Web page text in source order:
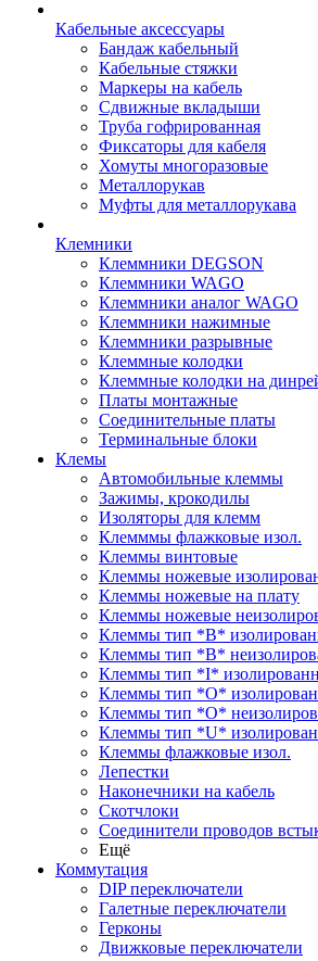
Кабельные аксессуары
Бандаж кабельный
Кабельные стяжки
Маркеры на кабель
Сдвижные вкладыши
Труба гофрированная
Фиксаторы для кабеля
Хомуты многоразовые
Металлорукав
Муфты для металлорукава
Клемники
Клеммники DEGSON
Клеммники WAGO
Клеммники аналог WAGO
Клеммники нажимные
Клеммники разрывные
Клеммные колодки
Клеммные колодки на
Платы монтажные
Соединительные платы
Терминальные блоки
Клемы
Автомобильные клеммы
Зажимы, крокодилы
Изоляторы для клемм
Клемммы флажковые изол.
Клеммы винтовые
Клеммы ножевые
Клеммы ножевые на плату
Клеммы ножевые
Клеммы тип *B*
Клеммы тип *B*
Клеммы тип *I*
Клеммы тип *O*
Клеммы тип *O*
Клеммы тип *U*
Клеммы флажковые изол.
Лепестки
Наконечники на кабель
Скотчлоки
Соединители проводов
Ещё
Коммутация
DIP переключатели
Галетные переключатели
Герконы
Движковые переключатели